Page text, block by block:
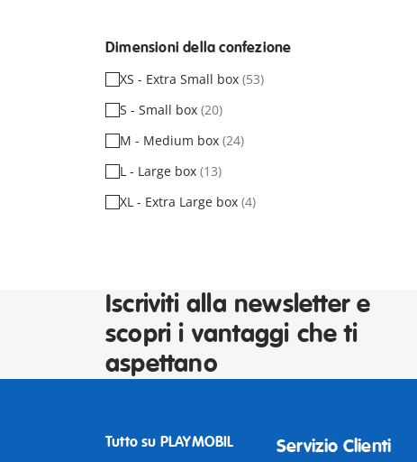
Dimensioni della confezione
XS - Extra Small box (53)
S - Small box (20)
M - Medium box (24)
L - Large box (13)
XL - Extra Large box (4)
Iscriviti alla newsletter e
scopri i vantaggi che ti
aspettano
Tutto su PLAYMOBIL Servizio Clienti